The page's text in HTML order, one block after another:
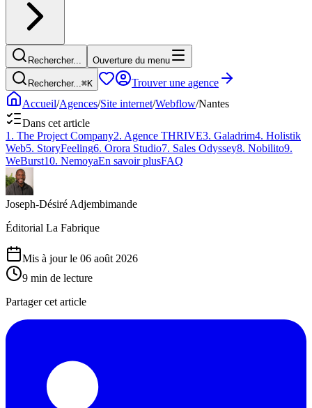
Rechercher... Ouverture du menu
Rechercher...⌘K
Trouver une agence
Accueil/Agences/Site internet/Webflow/Nantes
Dans cet article
1 . The Project Company2. Agence THRIVE3. Galadrim4. Holistik
Web5. StoryFeeling6. Orora Studio7. Sales Odyssey8. Nobilito9.
WeBurst10. NemoyaEn savoir plusFAQ
Joseph-Désiré Adjembimande
Éditorial La Fabrique
Mis à jour le 06 août 2026
9 min de lecture
Partager cet article